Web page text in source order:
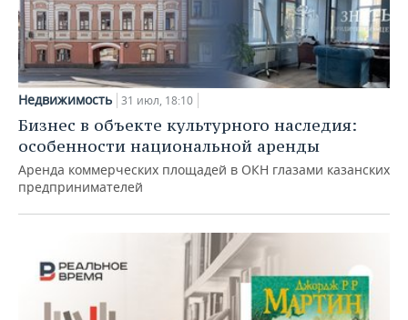
Недвижимость 31 июл, 18:10
Бизнес в объекте культурного наследия:
особенности национальной аренды
Аренда коммерческих площадей в ОКН глазами казанских
предпринимателей